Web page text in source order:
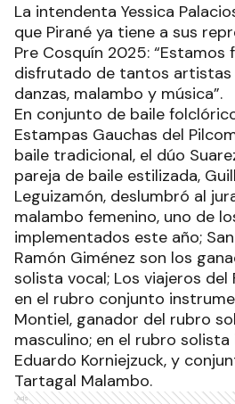
La intendenta Yessica
que Pirané ya tiene a sus
Pre Cosquín 2025: “Estamos
disfrutado de tantos
danzas, malambo y música”.
En conjunto de baile
Estampas Gauchas del
baile tradicional, el dúo
pareja de baile estilizada,
Leguizamón, deslumbró al
malambo femenino, uno de
implementados este año;
Ramón Giménez son los
solista vocal; Los viajeros del
en el rubro conjunto
Montiel, ganador del rubro
masculino; en el rubro
Eduardo Korniejzuck, y
Tartagal Malambo.
Ads